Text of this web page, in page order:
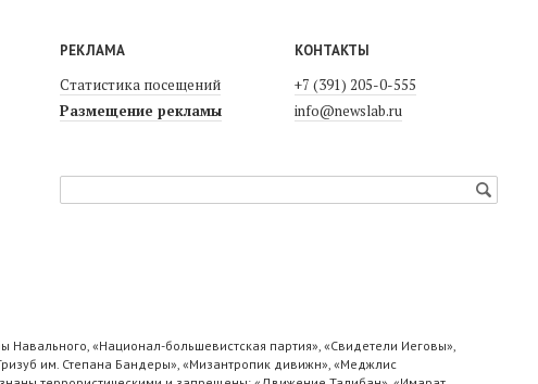
РЕКЛАМА
Статистика посещений
Размещение рекламы
КОНТАКТЫ
+7 (391) 205-0-555
info@newslab.ru
«Национал-большевистская партия», «Свидетели Иеговы»,
им. Степана Бандеры», «Мизантропик дивижн», «Меджлис